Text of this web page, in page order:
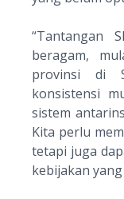
“Tantangan
beragam,
provinsi di
konsistensi
sistem
Kita perlu
tetapi juga
kebijakan